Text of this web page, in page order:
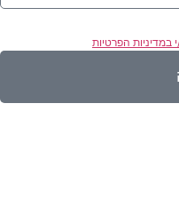
במדיניות הפרטיות